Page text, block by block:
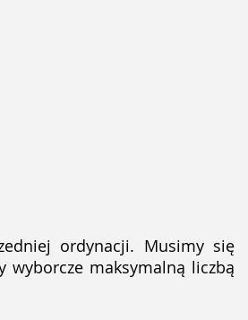
ordynacji. Musimy się
wyborcze maksymalną liczbą